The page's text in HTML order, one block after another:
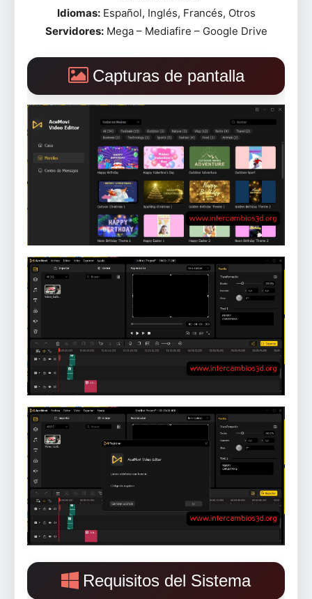
Idiomas:Español, Inglés, Francés, Otros
Servidores:Mega – Mediafire – Google Drive
Capturas de pantalla
Requisitos del Sistema